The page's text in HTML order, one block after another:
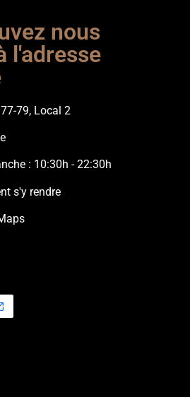
nous
l'adresse
79, Local 2
: 10:30h - 22:30h
s'y rendre